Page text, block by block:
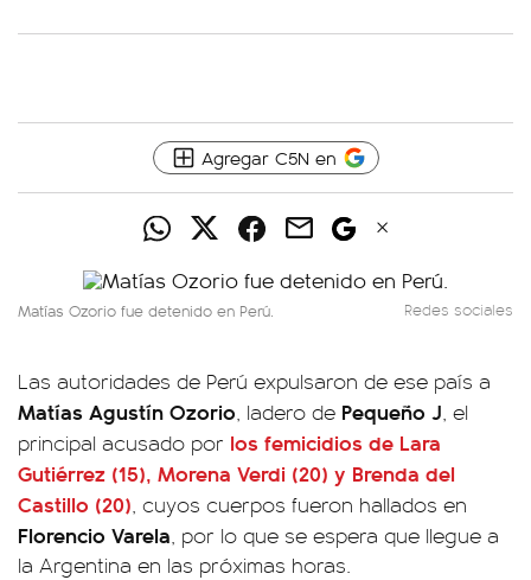
Agregar C5N en
Matías Ozorio fue detenido en Perú. Redes sociales
Las autoridades de Perú expulsaron de ese país a
Matías Agustín Ozorio, ladero de Pequeño J, el
principal acusado por los femicidios de Lara
Gutiérrez (15), Morena Verdi (20) y Brenda del
Castillo (20), cuyos cuerpos fueron hallados en
Florencio Varela, por lo que se espera que llegue a
la Argentina en las próximas horas.